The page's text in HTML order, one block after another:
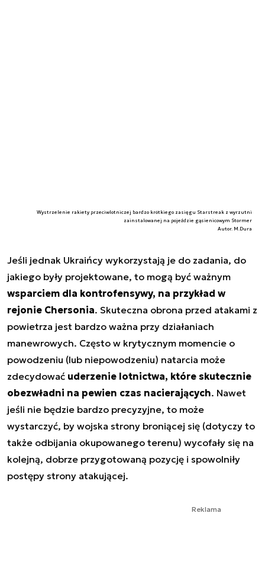
Wystrzelenie rakiety przeciwlotniczej bardzo krótkiego zasięgu Starstreak z wyrzutni
zainstalowanej na pojeździe gąsienicowym Stormer
Autor. M.Dura
Jeśli jednak Ukraińcy wykorzystają je do zadania, do
jakiego były projektowane, to mogą być ważnym
wsparciem dla kontrofensywy, na przykład w
rejonie Chersonia. Skuteczna obrona przed atakami z
powietrza jest bardzo ważna przy działaniach
manewrowych. Często w krytycznym momencie o
powodzeniu (lub niepowodzeniu) natarcia może
zdecydować uderzenie lotnictwa, które skutecznie
obezwładni na pewien czas nacierających. Nawet
jeśli nie będzie bardzo precyzyjne, to może
wystarczyć, by wojska strony broniącej się (dotyczy to
także odbijania okupowanego terenu) wycofały się na
kolejną, dobrze przygotowaną pozycję i spowolniły
postępy strony atakującej.
Reklama